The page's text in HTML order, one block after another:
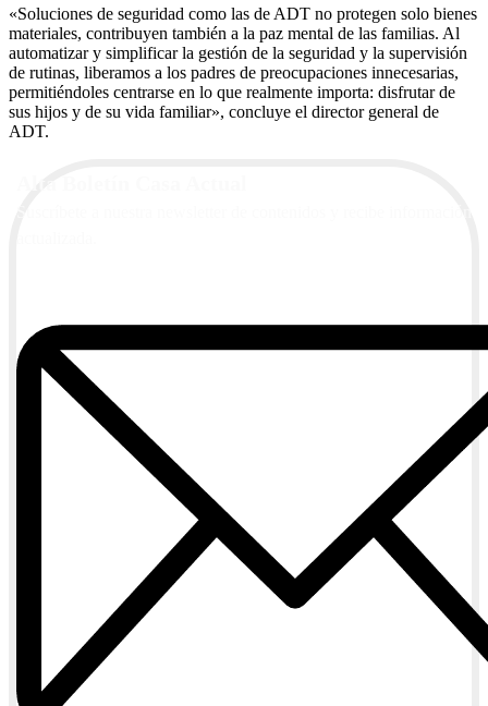
«Soluciones de seguridad como las de ADT no protegen solo bienes
materiales, contribuyen también a la paz mental de las familias. Al
automatizar y simplificar la gestión de la seguridad y la supervisión
de rutinas, liberamos a los padres de preocupaciones innecesarias,
permitiéndoles centrarse en lo que realmente importa: disfrutar de
sus hijos y de su vida familiar», concluye el director general de
ADT.